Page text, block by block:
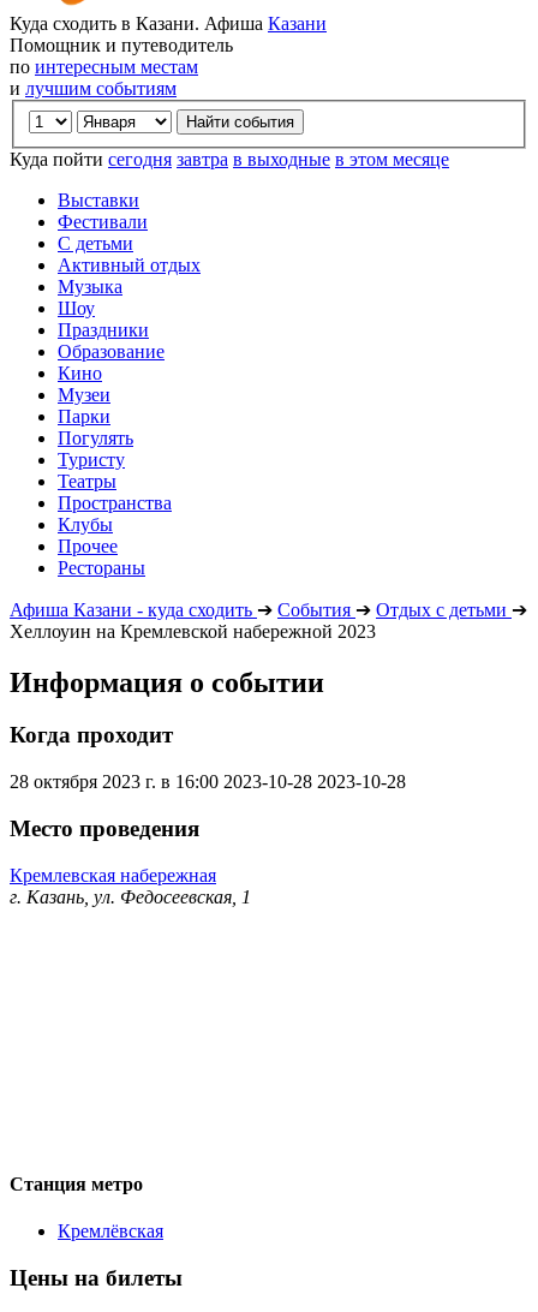
Куда сходить в Казани. Афиша Казани
Помощник и путеводитель
по интересным местам
и лучшим событиям
Куда пойти сегодня завтра в выходные в этом месяце
Выставки
Фестивали
С детьми
Активный отдых
Музыка
Шоу
Праздники
Образование
Кино
Музеи
Парки
Погулять
Туристу
Театры
Пространства
Клубы
Прочее
Рестораны
Афиша Казани - куда сходить ➔ События ➔ Отдых с детьми ➔
Хеллоуин на Кремлевской набережной 2023
Информация о событии
Когда проходит
28 октября 2023 г. в 16:00 2023-10-28 2023-10-28
Место проведения
Кремлевская набережная
г. Казань, ул. Федосеевская, 1
Станция метро
Кремлёвская
Цены на билеты